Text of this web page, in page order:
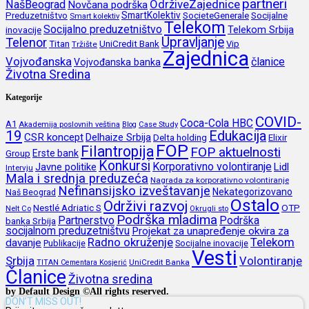
NašBeograd Novčana podrška OdrživeZajednice partneri
Preduzetništvo Smart kolektiv SmartKolektivSocieteGeneraleSocijalne
inovacijeSocijalno preduzetništvoTelekom Telekom Srbija
TelenorTitan Tržište UniCredit Bank Upravljanje Vip
VojvođanskaVojvođanska banka Zajednica članice
Životna Sredina
Kategorije
A1 Akademija poslovnih veština Blog Case Study Coca-Cola HBC COVID-
19 CSR konceptDelhaize Srbija Delta holding Edukacija Elixir
Group Erste bank Filantropija FOP FOP aktuelnosti
Intervju Javne politike Konkursi Korporativno volontiranjeLidl
Mala i srednja preduzeća Nagrada za korporativno volontiranje
Naš Beograd Nefinansijsko izveštavanje Nekategorizovano
Nelt Co Nestlé Adriatic S Održivi razvoj Okrugli sto Ostalo OTP
banka Srbija Partnerstvo Podrška mladima Podrška
socijalnom preduzetništvu Projekat za unapređenje okvira za
davanje Publikacije Radno okruženje Socijalne inovacije Telekom
Srbija TITAN Cementara Kosjerić UniCredit Banka Vesti Volontiranje
Članice Životna sredina
by Default Design ©All rights reserved.
DON’T MISS OUT!